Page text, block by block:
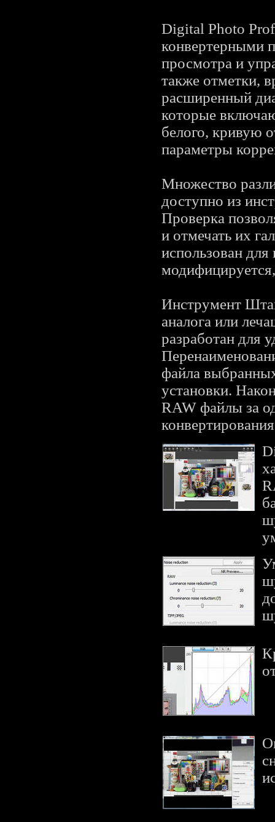
Digital Photo
конвертерными
просмотра и
также отметки,
расширенный
которые
белого, кривую
параметры
Множество
доступно из
Проверка
и отмечать их
использован
Инструмент
аналога или
разработан для
файла
установки.
RAW файлы за